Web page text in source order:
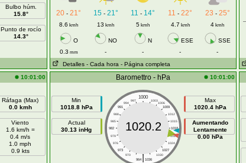
Bulbo húm.
15.8°
Punto de rocío
14.3°
20 - 21° 15- 21° 11 - 14° 11 - 22° 23 - 25°
8.6 kmh 13 kmh 5 kmh 4.7 kmh 4 kmh
O NO N ESE
SSE
0.3 mm - - -
-
Detalles - Cada hora - Página completa
10:01:00
Ráfaga (Max)
0.0 kmh
Viento
1.6 km/h =
0.4 m/s
1.0 mph
0.9 kts
Baromettro - hPa 10:01:00
Min
1018.8 hPa
Actual
30.13 inHg
1000
997 1003
994
1006
991
1009
988
1012
985
1015
982
1018
979
1021
976
1024
973
1027
970
1030
|
964 1036
1020.2
Max
1020.4 hPa
Aumentando
Lentamente
0.00 hPa